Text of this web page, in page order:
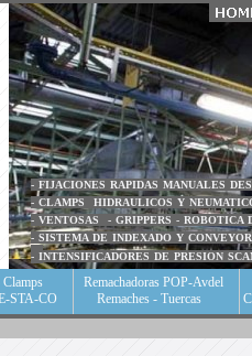
- FIJACIONES RAPIDAS MANUALES
- CLAMPS HIDRAULICOS Y
- VENTOSAS - GRIPPERS - ROBOTICA
- SISTEMA DE INDEXADO Y
- INTENSIFICADORES DE PRESION
Clamps
STA-CO
Remachadoras POP-Avdel
Remaches - Tuercas